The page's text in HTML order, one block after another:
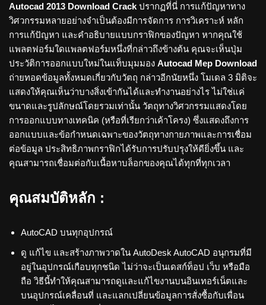
Autocad 2013 Download Crack ปรากฏที่นี่ การแก้ปัญหาทาง
วิศวกรรมหลายอย่างจำเป็นต้องมีการจัดการ การวิเคราะห์ หลัก
การแก้ปัญหา และคำอธิบายแบบกราฟิกของปัญหา หากคุณใช้
แพลตฟอร์มใดแพลตฟอร์มหนึ่งที่กล่าวถึงข้างต้น คุณจะเห็นปุ่ม
ประวัติการออกแบบใหม่ในแท็บมุมมอง Autocad Mep Download
ถ่ายทอดข้อมูลทั้งหมดเกี่ยวกับวัตถุ กล่าวอีกนัยหนึ่ง โมเดล 3 มิติจะ
แสดงให้คุณเห็นว่าบางสิ่งเข้ากันได้และทำงานอย่างไร ไม่ใช่แค่
ขนาดและรูปลักษณ์โดยรวมเท่านั้น วัตถุทางวิศวกรรมแสดงโดย
การออกแบบทางเทคนิค (หรือที่เรียกว่าเค้าโครง) ซึ่งแสดงถึงการ
ออกแบบและข้อกำหนดเฉพาะของวัตถุทางกายภาพและการเชื่อม
ต่อข้อมูล ประสิทธิภาพกราฟิกได้รับการปรับปรุงให้ดียิ่งขึ้น และ
คุณสามารถเชื่อมต่อกับเนื้อหาบล็อกของคุณได้ทุกที่ทุกเวลา
คุณสมบัติหลัก :
AutoCAD บนทุกอุปกรณ์
ดู แก้ไข และสร้างภาพวาดใน AutoDesk AutoCAD อนุกรมที่มี
อยู่ในอุปกรณ์เกือบทุกชนิด ไม่ว่าจะเป็นเดสก์ท็อป เว็บ หรือมือ
ถือ วิธีนี้ทำให้คุณสามารถดูและแก้ไขงานบนอินเทอร์เน็ตและ
บนอุปกรณ์เคลื่อนที่ และแลกเปลี่ยนข้อมูลการสั่งซื้อกับเพื่อน